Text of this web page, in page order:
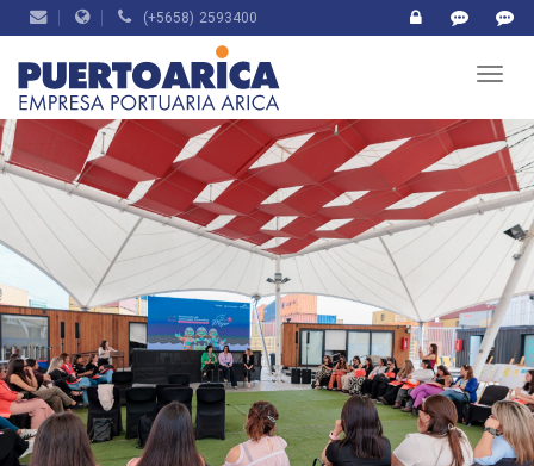
(+5658) 2593400